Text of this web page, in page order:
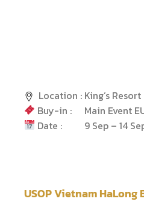
Location : King’s Resort
Buy-in :
Main Event
Date :
9 Sep – 14
USOP Vietnam HaLong